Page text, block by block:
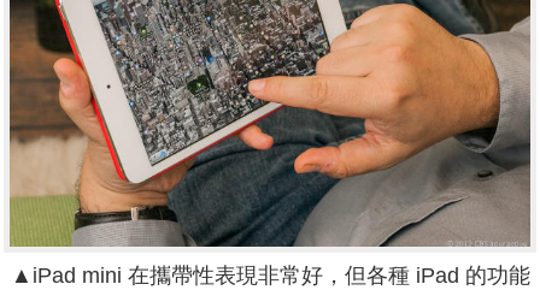
▲iPad mini 在攜帶性表現非常好，但各種 iPad 的功能